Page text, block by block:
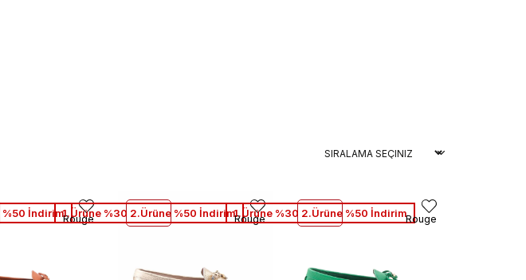
%50 İndirimRouge
1.Ürüne %30 2.Ürüne %50 İndirimRouge
1.Ürüne %30 2.Ürüne %50 İndirimRouge